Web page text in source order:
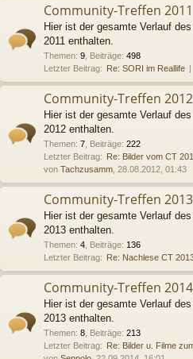
Community-Treffen 2011
Hier ist der gesamte Verlauf
2011 enthalten.
Themen: 9 Beiträge: 498
Letzter Beitrag: Re: SORI im Reallife
Community-Treffen 2012
Hier ist der gesamte Verlauf
2012 enthalten.
Themen: 7 Beiträge: 222
Letzter Beitrag: Re: Bilder vom CT
von Tachzusamm , 28.08.2012, 01:43
Community-Treffen 2013
Hier ist der gesamte Verlauf
2013 enthalten.
Themen: 4 Beiträge: 136
Letzter Beitrag: Re: Nachlese CT
Community-Treffen 2014
Hier ist der gesamte Verlauf
2013 enthalten.
Themen: 8 Beiträge: 213
Letzter Beitrag: Re: Bilder u. Filme